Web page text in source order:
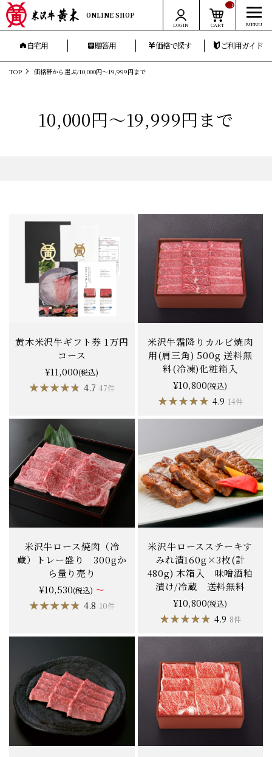
ONLINE SHOP
LOGIN CART
__ITM_CNT__
自宅用 贈答用 価格で探す ご利用ガイド
TOP 価格帯から選ぶ/10,000円〜19,999円まで
10,000円〜19,999円まで
黄木米沢牛ギフト券 1万円
コース
¥11,000(税込)
★★★★★
★★★★★ 4.7 47件
米沢牛霜降りカルビ焼肉
用(肩三角) 500g 送料無
料(冷凍)化粧箱入
¥10,800(税込)
★★★★★
★★★★★ 4.9 14件
米沢牛ロース焼肉（冷
蔵）トレー盛り 300gか
ら量り売り
¥10,530(税込) ～
★★★★★
★★★★★ 4.8 10件
米沢牛ロースステーキす
みれ漬160g×3枚(計
480g) 木箱入 味噌酒粕
漬け/冷蔵 送料無料
¥10,800(税込)
★★★★★
★★★★★ 4.9 8件